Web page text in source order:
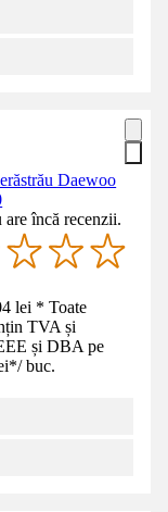
Daewoo
are încă recenzii.
lei * Toate
TVA și
și DBA pe
*/ buc.